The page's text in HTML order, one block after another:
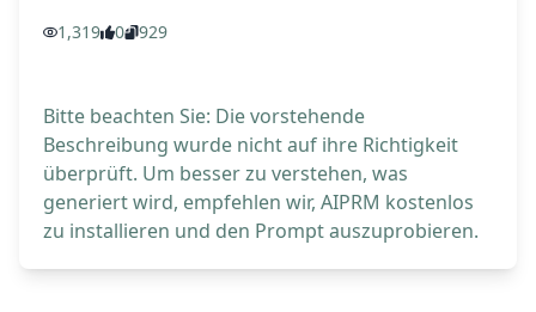
1,319 0 929
Bitte beachten Sie: Die vorstehende
Beschreibung wurde nicht auf ihre Richtigkeit
überprüft. Um besser zu verstehen, was
generiert wird, empfehlen wir, AIPRM kostenlos
zu installieren und den Prompt auszuprobieren.